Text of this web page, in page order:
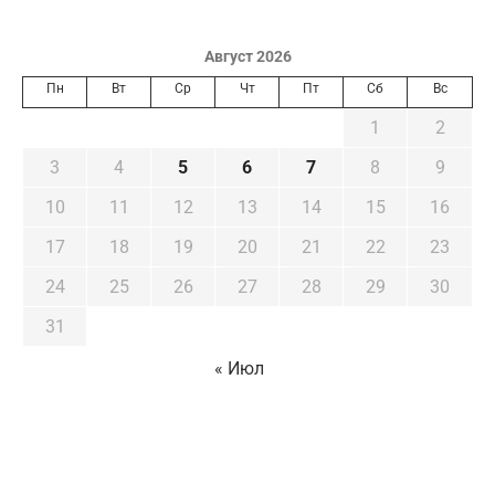
Август 2026
Пн Вт Ср Чт Пт Сб Вс
1
2
3
4 5 6 7 8
9
10
11 12 13 14 15
16
17
18 19 20 21 22
23
24
25 26 27 28 29
30
31
« Июл